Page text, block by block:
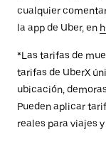
cualquier
la app de Uber, en
*Las tarifas de
tarifas de UberX
ubicación,
Pueden aplicar
reales para viajes